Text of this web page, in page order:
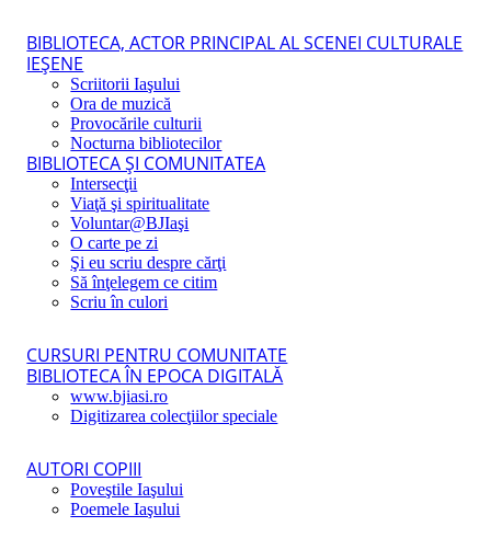
BIBLIOTECA, ACTOR PRINCIPAL AL SCENEI CULTURALE
IEŞENE
Scriitorii Iaşului
Ora de muzică
Provocările culturii
Nocturna bibliotecilor
BIBLIOTECA ŞI COMUNITATEA
Intersecţii
Viaţă şi spiritualitate
Voluntar@BJIaşi
O carte pe zi
Şi eu scriu despre cărţi
Să înţelegem ce citim
Scriu în culori
CURSURI PENTRU COMUNITATE
BIBLIOTECA ÎN EPOCA DIGITALĂ
www.bjiasi.ro
Digitizarea colecţiilor speciale
AUTORI COPIII
Poveştile Iaşului
Poemele Iaşului